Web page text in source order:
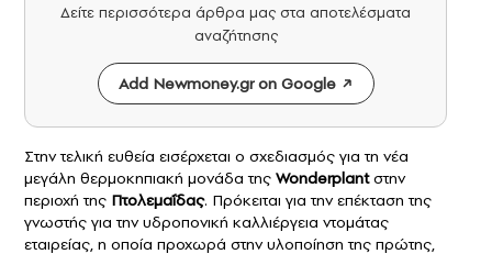
Δείτε περισσότερα άρθρα μας στα αποτελέσματα
αναζήτησης
Add Newmoney.gr on Google
Στην τελική ευθεία εισέρχεται ο σχεδιασμός για τη νέα
μεγάλη θερμοκηπιακή μονάδα της Wonderplant στην
περιοχή της Πτολεμαΐδας. Πρόκειται για την επέκταση της
γνωστής για την υδροπονική καλλιέργεια ντομάτας
εταιρείας, η οποία προχωρά στην υλοποίηση της πρώτης,